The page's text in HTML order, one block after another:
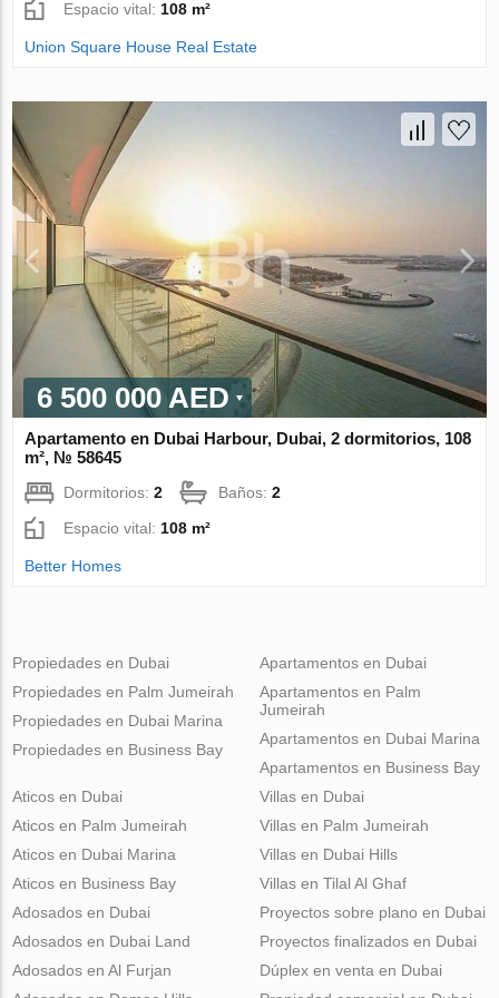
Espacio vital: 108 m²
Union Square House Real Estate
6 500 000 AED
Apartamento en Dubai Harbour, Dubai, 2 dormitorios, 108
m², № 58645
Dormitorios:2 Baños:2
Espacio vital: 108 m²
Better Homes
Propiedades en Dubai
Propiedades en Palm Jumeirah
Propiedades en Dubai Marina
Propiedades en Business Bay
Apartamentos en Dubai
Apartamentos en Palm
Jumeirah
Apartamentos en Dubai Marina
Apartamentos en Business Bay
Aticos en Dubai
Aticos en Palm Jumeirah
Aticos en Dubai Marina
Aticos en Business Bay
Villas en Dubai
Villas en Palm Jumeirah
Villas en Dubai Hills
Villas en Tilal Al Ghaf
Adosados en Dubai
Adosados en Dubai Land
Adosados en Al Furjan
Proyectos sobre plano en Dubai
Proyectos finalizados en Dubai
Dúplex en venta en Dubai